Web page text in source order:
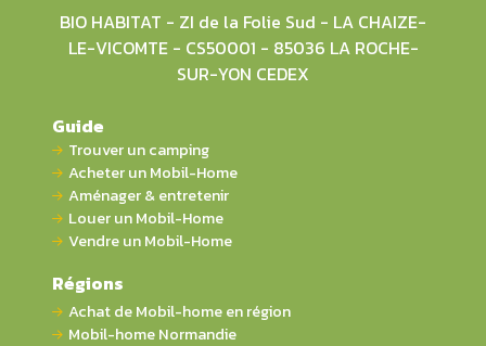
BIO HABITAT - ZI de la Folie Sud - LA CHAIZE-
LE-VICOMTE - CS50001 - 85036 LA ROCHE-
SUR-YON CEDEX
Guide
Trouver un camping
Acheter un Mobil-Home
Aménager & entretenir
Louer un Mobil-Home
Vendre un Mobil-Home
Régions
Achat de Mobil-home en région
Mobil-home Normandie